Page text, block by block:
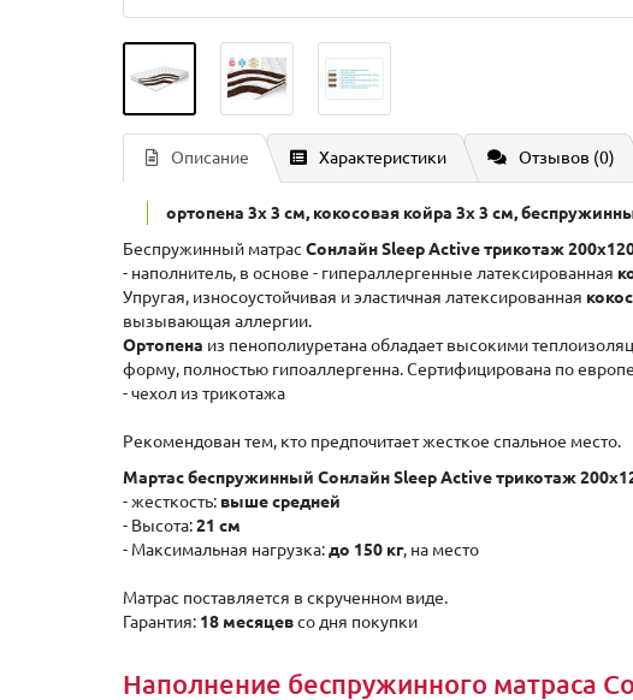
Описание Характеристики Отзывов (0)
ортопена 3x 3 см, кокосовая койра 3x 3 см,
Беспружинный матрас Сонлайн Sleep Active трикотаж
- наполнитель, в основе - гипераллергенные латексированная
Упругая, износоустойчивая и эластичная латексированная
вызывающая аллергии.
Ортопена из пенополиуретана обладает высокими
форму, полностью гипоаллергенна. Сертифицирована по
- чехол из трикотажа
Рекомендован тем, кто предпочитает жесткое спальное место.
Мартас беспружинный Сонлайн Sleep Active трикотаж
- жесткость: выше средней
- Высота:21 см
- Максимальная нагрузка:до 150 кг, на место
Матрас поставляется в скрученном виде.
Гарантия: 18 месяцевсо дня покупки
Наполнение беспружинного матраса